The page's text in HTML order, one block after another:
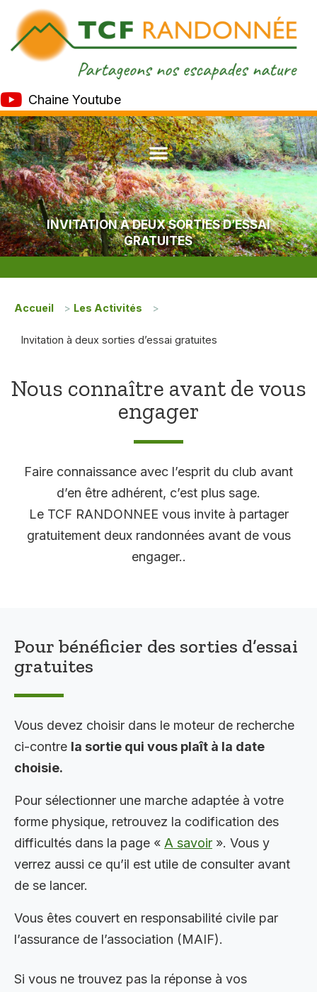
Chaine Youtube
INVITATION À DEUX SORTIES D’ESSAI
GRATUITES
Accueil > Les Activités >
Invitation à deux sorties d’essai gratuites
Nous connaître avant de vous
engager
Faire connaissance avec l’esprit du club avant
d’en être adhérent, c’est plus sage.
Le TCF RANDONNEE vous invite à partager
gratuitement deux randonnées avant de vous
engager..
Pour bénéficier des sorties d’essai
gratuites
Vous devez choisir dans le moteur de recherche
ci-contre la sortie qui vous plaît à la date
choisie.
Pour sélectionner une marche adaptée à votre
forme physique, retrouvez la codification des
difficultés dans la page « A savoir ». Vous y
verrez aussi ce qu’il est utile de consulter avant
de se lancer.
Vous êtes couvert en responsabilité civile par
l’assurance de l’association (MAIF).
Si vous ne trouvez pas la réponse à vos